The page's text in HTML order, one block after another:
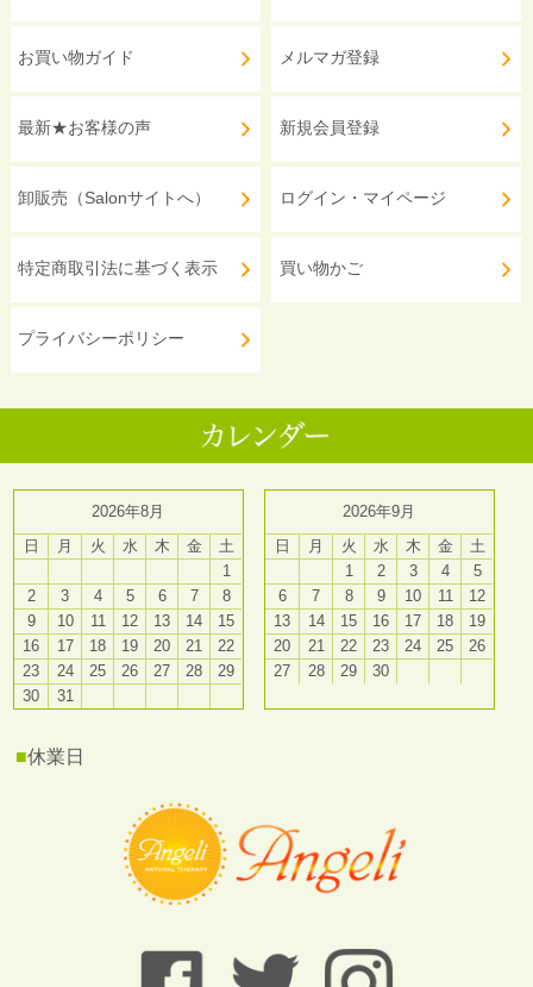
お買い物ガイド
最新★お客様の声
卸販売（Salonサイトへ）
特定商取引法に基づく表示
プライバシーポリシー
メルマガ登録
新規会員登録
ログイン・マイページ
買い物かご
2026年8月
日
月 火 水 木 金
土
1
2
3 4 5 6 7
8
9
10 11 12 13 14
15
16
17 18 19 20 21
22
23
24 25 26 27 28
29
30
31
2026年9月
日
月 火 水 木 金
土
1
2 3 4
5
6
7 8 9 10 11
12
13
14 15 16 17 18
19
20
21 22 23 24 25
26
27
28 29 30
■休業日